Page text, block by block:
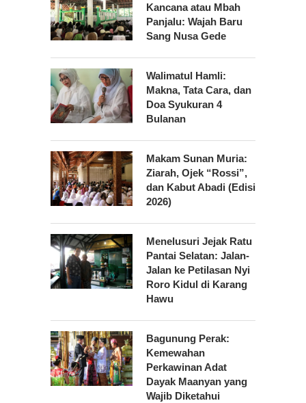
Kancana atau Mbah
Panjalu: Wajah Baru
Sang Nusa Gede
Walimatul Hamli:
Makna, Tata Cara, dan
Doa Syukuran 4
Bulanan
Makam Sunan Muria:
Ziarah, Ojek “Rossi”,
dan Kabut Abadi (Edisi
2026)
Menelusuri Jejak Ratu
Pantai Selatan: Jalan-
Jalan ke Petilasan Nyi
Roro Kidul di Karang
Hawu
Bagunung Perak:
Kemewahan
Perkawinan Adat
Dayak Maanyan yang
Wajib Diketahui